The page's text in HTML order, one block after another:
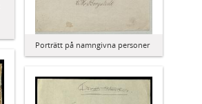
Porträtt på namngivna personer